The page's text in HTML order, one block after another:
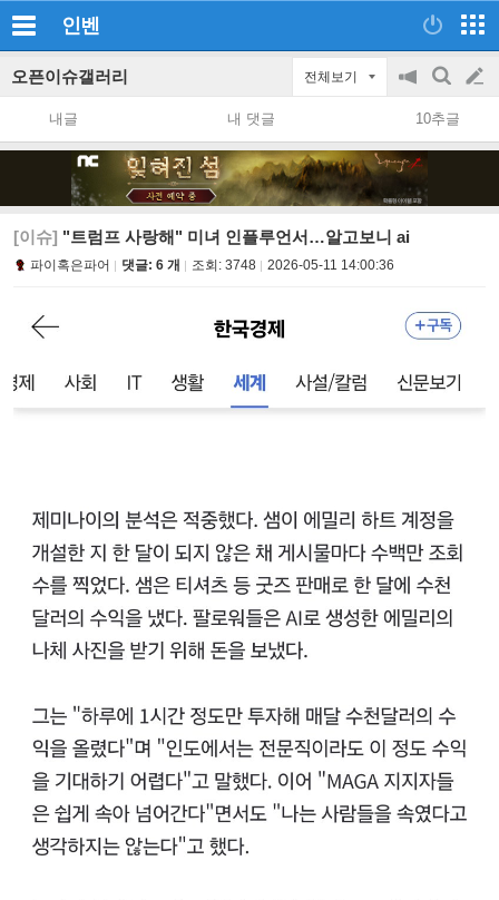
인벤
오픈이슈갤러리 전체보기
공
지
on/off
검
색
글
쓰
내글 내 댓글 10추글
[이슈] "트럼프 사랑해" 미녀 인플루언서…알고보니 ai
파이혹은파어 댓글: 6 개 조회: 3748 2026-05-11 14:00:36